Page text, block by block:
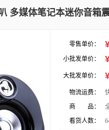
多媒体笔记本迷你音箱
零售单价：
小批发单价：
大批发单价：
物流运费：
商 品：
看货人数：